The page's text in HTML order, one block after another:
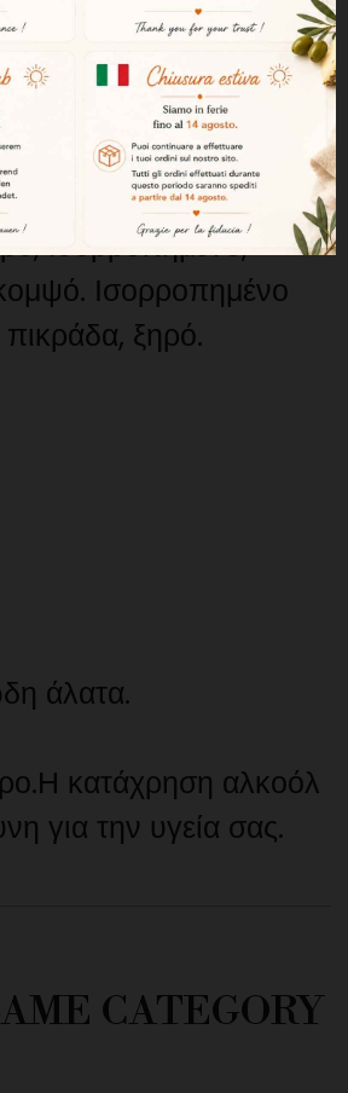
που
στο Sanlucar de
χρώμα. Άρωμα
ισορροπημένο,
Ισορροπημένο
ξηρό.
άλατα.
Η κατάχρηση αλκοόλ
για την υγεία σας.
CATEGORY